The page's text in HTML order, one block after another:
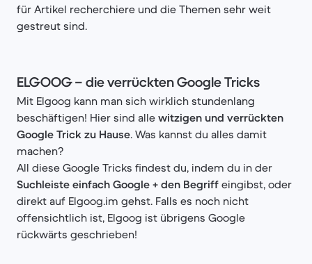
für Artikel recherchiere und die Themen sehr weit
gestreut sind.
ELGOOG – die verrückten Google Tricks
Mit Elgoog kann man sich wirklich stundenlang
beschäftigen! Hier sind alle witzigen und verrückten
Google Trick zu Hause. Was kannst du alles damit
machen?
All diese Google Tricks findest du, indem du in der
Suchleiste einfach Google + den Begriff eingibst, oder
direkt auf Elgoog.im gehst. Falls es noch nicht
offensichtlich ist, Elgoog ist übrigens Google
rückwärts geschrieben!